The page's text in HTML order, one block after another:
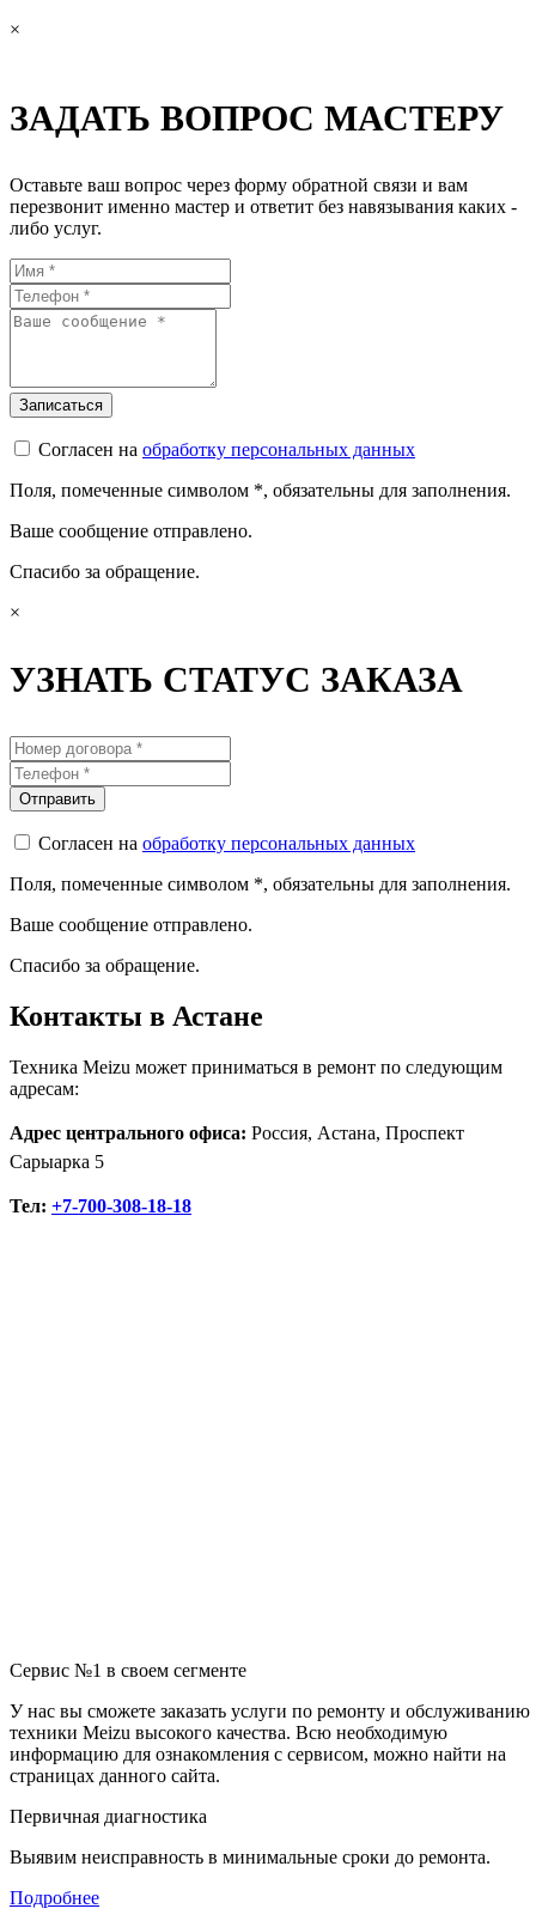
×
ЗАДАТЬ ВОПРОС МАСТЕРУ
Оставьте ваш вопрос через форму обратной связи и вам
перезвонит именно мастер и ответит без навязывания каких -
либо услуг.
Согласен на обработку персональных данных
Поля, помеченные символом *, обязательны для заполнения.
Ваше сообщение отправлено.
Спасибо за обращение.
×
УЗНАТЬ СТАТУС ЗАКАЗА
Согласен на обработку персональных данных
Поля, помеченные символом *, обязательны для заполнения.
Ваше сообщение отправлено.
Спасибо за обращение.
Контакты в Астане
Техника Meizu может приниматься в ремонт по следующим
адресам:
Адрес центрального офиса: Россия, Астана, Проспект
Сарыарка 5
Тел: +7-700-308-18-18
Сервис №1 в своем сегменте
У нас вы сможете заказать услуги по ремонту и обслуживанию
техники Meizu высокого качества. Всю необходимую
информацию для ознакомления с сервисом, можно найти на
страницах данного сайта.
Первичная диагностика
Выявим неисправность в минимальные сроки до ремонта.
Подробнее